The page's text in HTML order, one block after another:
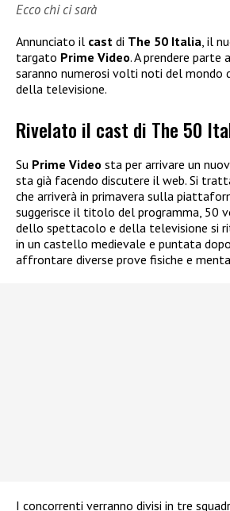
Ecco chi ci sarà
Annunciato il cast di The 50 Italia, il
targato Prime Video. A prendere parte
saranno numerosi volti noti del
della televisione.
Rivelato il cast di The 50
Su Prime Video sta per arrivare un
sta già facendo discutere il web. Si
che arriverà in primavera sulla
suggerisce il titolo del programma, 50
dello spettacolo e della televisione si
in un castello medievale e puntata
affrontare diverse prove fisiche e
I concorrenti verranno divisi in tre